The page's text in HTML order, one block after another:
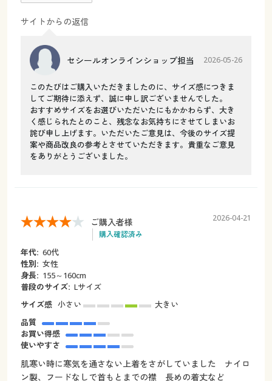
サイトからの返信
セシールオンラインショップ担当 2026-05-26
このたびはご購入いただきましたのに、サイズ感につきま
してご期待に添えず、誠に申し訳ございませんでした。
おすすめサイズをお選びいただいたにもかかわらず、大き
く感じられたとのこと、残念なお気持ちにさせてしまいお
詫び申し上げます。いただいたご意見は、今後のサイズ提
案や商品改良の参考とさせていただきます。貴重なご意見
をありがとうございました。
ご購入者様
購入確認済み
2026-04-21
年代: 60代
性別: 女性
身長: 155～160cm
普段のサイズ: Lサイズ
サイズ感 小さい
大きい
品質
お買い得感
使いやすさ
肌寒い時に寒気を通さない上着をさがしていました ナイロ
ン製、フードなしで首もとまでの襟 長めの着丈など